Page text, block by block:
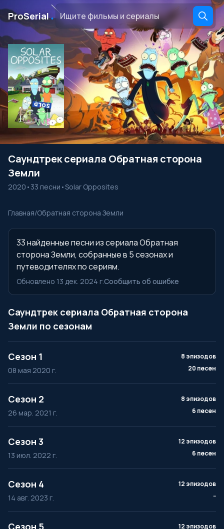
ProSerial․
Саундтрек сериала Обратная сторона
Земли
2020 • 33 песни •Solar Opposites
Главная/Обратная сторона Земли
33 найденные песни из сериала Обратная
сторона Земли, собранные в 5 сезонах и
путеводителях по сериям.
Обновлено 13 дек. 2024 г.Сообщить об ошибке
Саундтрек сериала Обратная сторона
Земли по сезонам
Сезон 1
08 мая 2020 г.
8 эпизодов
20 песен
Сезон 2
26 мар. 2021 г.
8 эпизодов
6 песен
Сезон 3
13 июл. 2022 г.
12 эпизодов
6 песен
Сезон 4
14 авг. 2023 г.
12 эпизодов
--
Сезон 5
12 эпизодов